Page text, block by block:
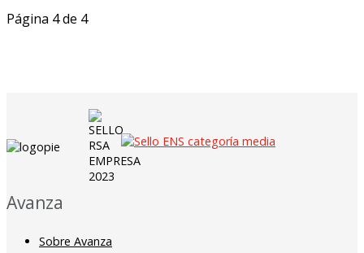
Página 4 de 4
Avanza
Sobre Avanza